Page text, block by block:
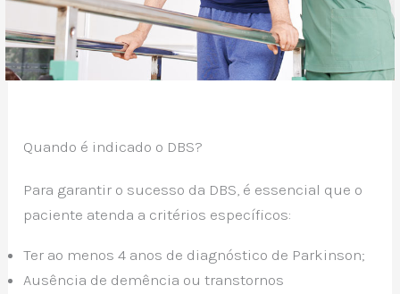
Quando é indicado o DBS?
Para garantir o sucesso da DBS, é essencial que o
paciente atenda a critérios específicos:
Ter ao menos 4 anos de diagnóstico de Parkinson;
Ausência de demência ou transtornos